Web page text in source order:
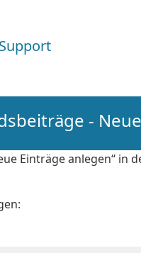
Support
-
Einträge anlegen“ in